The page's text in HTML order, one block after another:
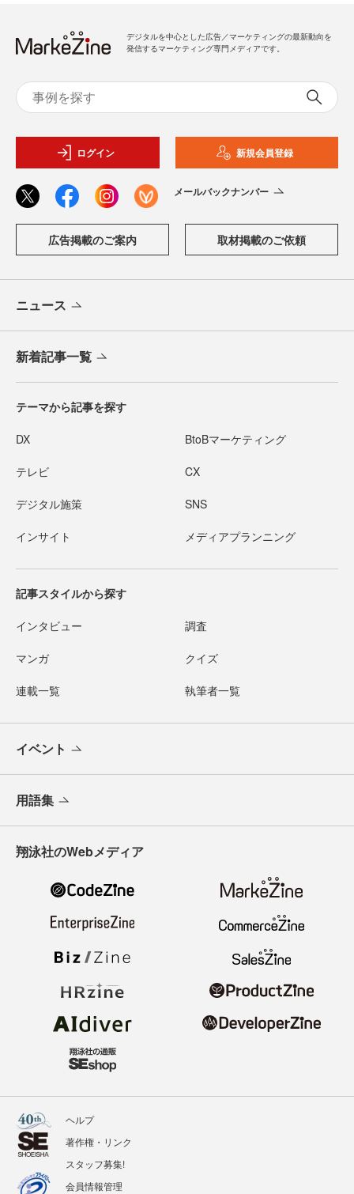
デジタルを中心とした広告／マーケティングの最新動向を
発信するマーケティング専門メディアです。
ログイン 新規会員登録
メールバックナンバー
広告掲載のご案内 取材掲載のご依頼
ニュース
新着記事一覧
テーマから記事を探す
DX BtoBマーケティング
テレビ CX
デジタル施策 SNS
インサイト メディアプランニング
記事スタイルから探す
インタビュー 調査
マンガ クイズ
連載一覧 執筆者一覧
イベント
用語集
翔泳社のWebメディア
ヘルプ
著作権・リンク
スタッフ募集!
会員情報管理